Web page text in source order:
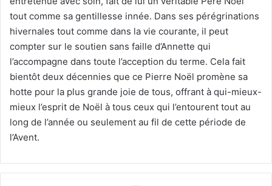
tout comme sa gentillesse innée. Dans ses pérégrinations
hivernales tout comme dans la vie courante, il peut
compter sur le soutien sans faille d’Annette qui
l’accompagne dans toute l’acception du terme. Cela fait
bientôt deux décennies que ce Pierre Noël promène sa
hotte pour la plus grande joie de tous, offrant à qui-mieux-
mieux l’esprit de Noël à tous ceux qui l’entourent tout au
long de l’année ou seulement au fil de cette période de
l’Avent.